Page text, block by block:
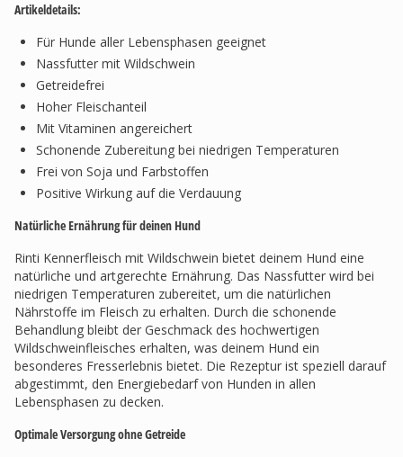
Artikeldetails:
Für Hunde aller Lebensphasen geeignet
Nassfutter mit Wildschwein
Getreidefrei
Hoher Fleischanteil
Mit Vitaminen angereichert
Schonende Zubereitung bei niedrigen Temperaturen
Frei von Soja und Farbstoffen
Positive Wirkung auf die Verdauung
Natürliche Ernährung für deinen Hund
Rinti Kennerfleisch mit Wildschwein bietet deinem Hund eine
natürliche und artgerechte Ernährung. Das Nassfutter wird bei
niedrigen Temperaturen zubereitet, um die natürlichen
Nährstoffe im Fleisch zu erhalten. Durch die schonende
Behandlung bleibt der Geschmack des hochwertigen
Wildschweinfleisches erhalten, was deinem Hund ein
besonderes Fresserlebnis bietet. Die Rezeptur ist speziell darauf
abgestimmt, den Energiebedarf von Hunden in allen
Lebensphasen zu decken.
Optimale Versorgung ohne Getreide